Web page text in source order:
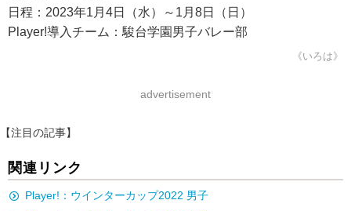
日程：2023年1月4日（水）～1月8日（日）
Player!導入チーム：駿台学園男子バレー部
《いろは》
advertisement
【注目の記事】
関連リンク
Player!：ウインターカップ2022 男子